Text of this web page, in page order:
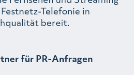
Telefonie in
bereit.
für PR-Anfragen